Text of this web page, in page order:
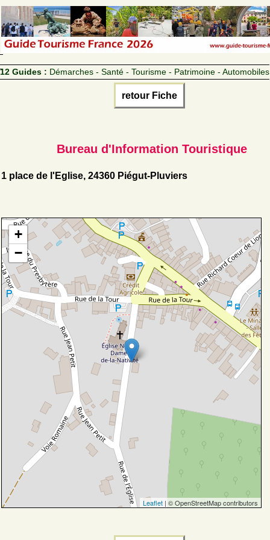
12 Guides : Démarches - Santé - Tourisme - Patrimoine - Automobiles
retour Fiche
Bureau d'Information Touristique
1 place de l'Eglise, 24360 Piégut-Pluviers
+
−
Leaflet | © OpenStreetMap contributors